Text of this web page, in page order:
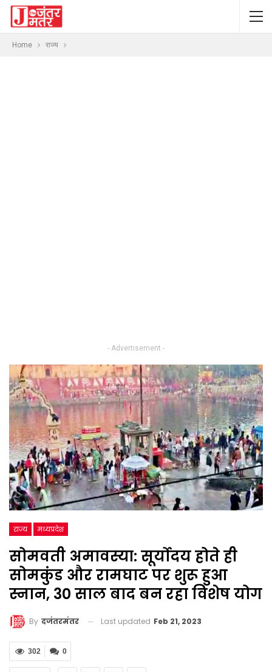
Home राज्य
- Advertisement -
राज्य मध्यप्रदेश
सोमवती अमावस्या: सूर्योदय होते ही
सोमकुंड और रामघाट पर शुरू हुआ
स्नान, 30 साल बाद बन रहा विशेष योग
By दजंतरमंतर Last updated Feb 21, 2023
0
302